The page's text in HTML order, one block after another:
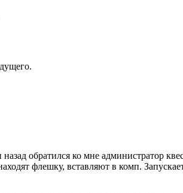
обратился ко мне администратор
флешку, вставляют в комп.